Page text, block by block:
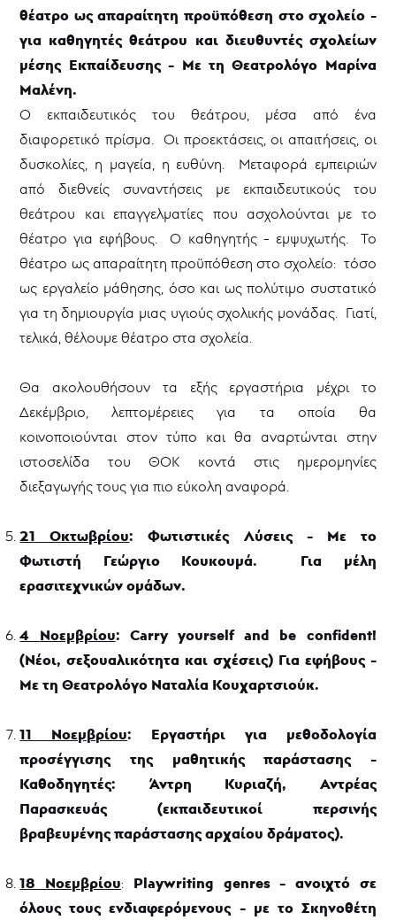
θέατρο ως απαραίτητη προϋπόθεση στο σχολείο -
για καθηγητές θεάτρου και διευθυντές σχολείων
μέσης Εκπαίδευσης - Με τη Θεατρολόγο Μαρίνα
Μαλένη.
Ο εκπαιδευτικός του θεάτρου, μέσα από ένα
διαφορετικό πρίσμα. Οι προεκτάσεις, οι απαιτήσεις, οι
δυσκολίες, η μαγεία, η ευθύνη. Μεταφορά εμπειριών
από διεθνείς συναντήσεις με εκπαιδευτικούς του
θεάτρου και επαγγελματίες που ασχολούνται με το
θέατρο για εφήβους. Ο καθηγητής - εμψυχωτής. Το
θέατρο ως απαραίτητη προϋπόθεση στο σχολείο: τόσο
ως εργαλείο μάθησης, όσο και ως πολύτιμο συστατικό
για τη δημιουργία μιας υγιούς σχολικής μονάδας. Γιατί,
τελικά, θέλουμε θέατρο στα σχολεία.
Θα ακολουθήσουν τα εξής εργαστήρια μέχρι το
Δεκέμβριο, λεπτομέρειες για τα οποία θα
κοινοποιούνται στον τύπο και θα αναρτώνται στην
ιστοσελίδα του ΘΟΚ κοντά στις ημερομηνίες
διεξαγωγής τους για πιο εύκολη αναφορά.
21 Οκτωβρίου: Φωτιστικές Λύσεις - Με το
Φωτιστή Γεώργιο Κουκουμά. Για μέλη
ερασιτεχνικών ομάδων.
4 Νοεμβρίου: Carry yourself and be confident!
(Νέοι, σεξουαλικότητα και σχέσεις) Για εφήβους -
Με τη Θεατρολόγο Ναταλία Κουχαρτσιούκ.
11 Νοεμβρίου: Εργαστήρι για μεθοδολογία
προσέγγισης της μαθητικής παράστασης -
Καθοδηγητές: Άντρη Κυριαζή, Αντρέας
Παρασκευάς (εκπαιδευτικοί περσινής
βραβευμένης παράστασης αρχαίου δράματος).
18 Νοεμβρίου: Playwriting genres- ανοιχτό σε
όλους τους ενδιαφερόμενους - με το Σκηνοθέτη